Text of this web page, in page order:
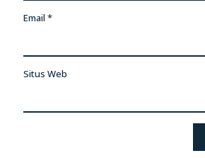
Email *
Situs Web